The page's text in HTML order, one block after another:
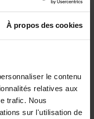
À propos des cookies
le contenu
relatives aux
trafic. Nous
sur l'utilisation de
= Building
De Feyter
Carolien Boom
2025 200